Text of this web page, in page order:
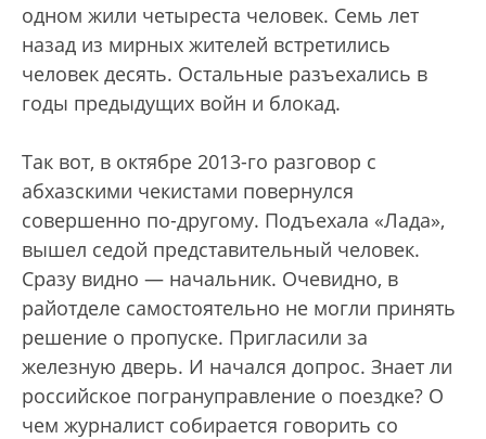
одном жили четыреста человек. Семь лет
назад из мирных жителей встретились
человек десять. Остальные разъехались в
годы предыдущих войн и блокад.
Так вот, в октябре 2013-го разговор с
абхазскими чекистами повернулся
совершенно по-другому. Подъехала «Лада»,
вышел седой представительный человек.
Сразу видно — начальник. Очевидно, в
райотделе самостоятельно не могли принять
решение о пропуске. Пригласили за
железную дверь. И начался допрос. Знает ли
российское погрануправление о поездке? О
чем журналист собирается говорить со